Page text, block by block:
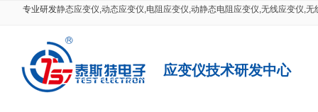
专业研发静态应变仪,动态应变仪,电阻应变仪,动静态电阻应变仪,无线应变仪,无
应变仪技术研发中心